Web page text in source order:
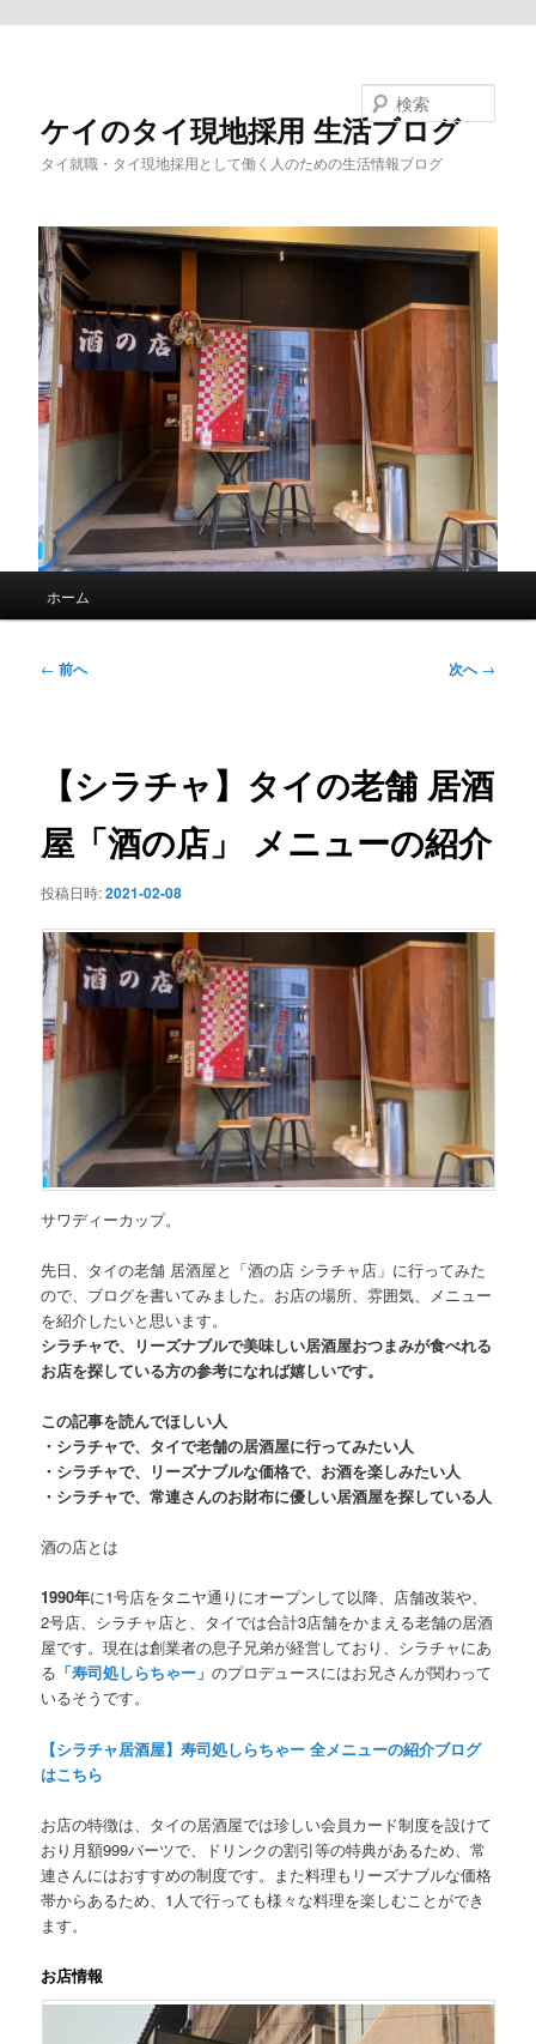
ケイのタイ現地採用 生活ブログ
タイ就職・タイ現地採用として働く人のための生活情報ブログ
ホーム
投
ョ
ン
← 前へ 次へ→
【シラチャ】タイの老舗 居酒
屋「酒の店」 メニューの紹介
投稿日時:2021-02-08
サワディーカップ。
先日、タイの老舗 居酒屋と 「酒の店 シラチャ店」 に行ってみた
ので、ブログを書いてみました。お店の場所、雰囲気、メニュー
を紹介したいと思います。
シラチャで、リーズナブルで美味しい居酒屋おつまみが食べれる
お店を探している方の参考になれば嬉しいです。
この記事を読んでほしい人
・シラチャで、タイで老舗の居酒屋に行ってみたい人
・シラチャで、リーズナブルな価格で、お酒を楽しみたい人
・シラチャで、常連さんのお財布に優しい居酒屋を探している人
酒の店とは
1990年に1号店をタニヤ通りにオープンして以降、店舗改装や、
2号店、シラチャ店と、タイでは合計3店舗をかまえる老舗の居酒
屋です。現在は創業者の息子兄弟が経営しており、シラチャにあ
る 「寿司処しらちゃー」のプロデュースにはお兄さんが関わって
いるそうです。
【シラチャ居酒屋】寿司処しらちゃー 全メニューの紹介ブログ
はこちら
お店の特徴は、タイの居酒屋では珍しい会員カード制度を設けて
おり月額999バーツで、ドリンクの割引等の特典があるため、常
連さんにはおすすめの制度です。また料理もリーズナブルな価格
帯からあるため、1人で行っても様々な料理を楽しむことができ
ます。
お店情報